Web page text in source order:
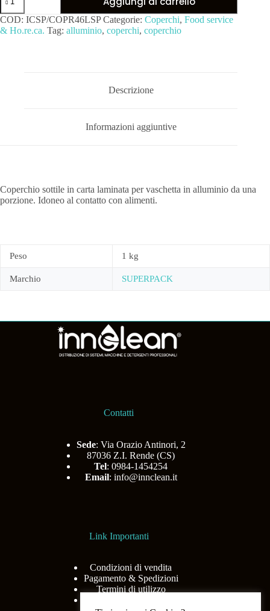
COD: ICSP/COPR46LSP Categorie: Coperchi, Food service
& Ho.re.ca. Tag: alluminio, coperchi, coperchio
Descrizione
Informazioni aggiuntive
Coperchio sottile in carta laminata per vaschetta in alluminio da una
porzione. Idoneo al contatto con alimenti.
Peso 1 kg
Marchio SUPERPACK
Contatti
Sede: Via Orazio Antinori, 2
87036 Z.I. Rende (CS)
Tel: 0984-1454254
Email: info@innclean.it
Link Importanti
Condizioni di vendita
Pagamento & Spedizioni
Termini di utilizzo